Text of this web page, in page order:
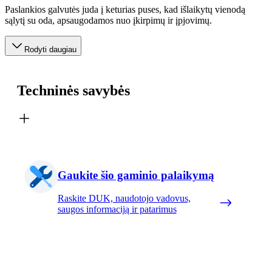
Paslankios galvutės juda į keturias puses, kad išlaikytų vienodą
sąlytį su oda, apsaugodamos nuo įkirpimų ir įpjovimų.
Rodyti daugiau
Techninės savybės
Gaukite šio gaminio palaikymą
Raskite DUK, naudotojo vadovus,
saugos informaciją ir patarimus